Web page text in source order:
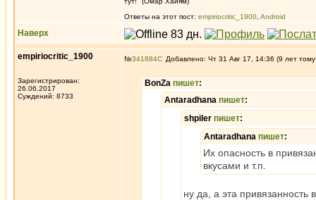
Ответы на этот пост: empiriocritic_1900 Android
Наверх
empiriocritic_1900
Зарегистрирован:
26.06.2017
Суждений: 8733
№341884 Добавлено: Чт 31 Авг 17, 14:36 (9 лет
BonZa пишет:
Antaradhana пишет:
shpiler пишет:
Antaradhana пишет:
Их опасность в
вкусами и т.п.
ну да, а эта